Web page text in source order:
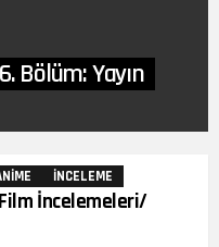
Bölüm: Yayın
İNCELEME
İncelemeleri/